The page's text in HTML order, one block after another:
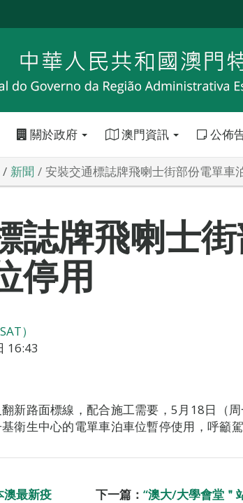
關於政府 澳門資訊 公佈
新聞 安裝交通標誌牌飛喇士街部份電單車
誌牌飛喇士
停用
）
16:43
新路面標線，配合施工需要，5月18日（
衛生中心的電單車泊車位暫停使用，呼籲駕
澳最新疫
下一篇： “澳大/大學會堂＂